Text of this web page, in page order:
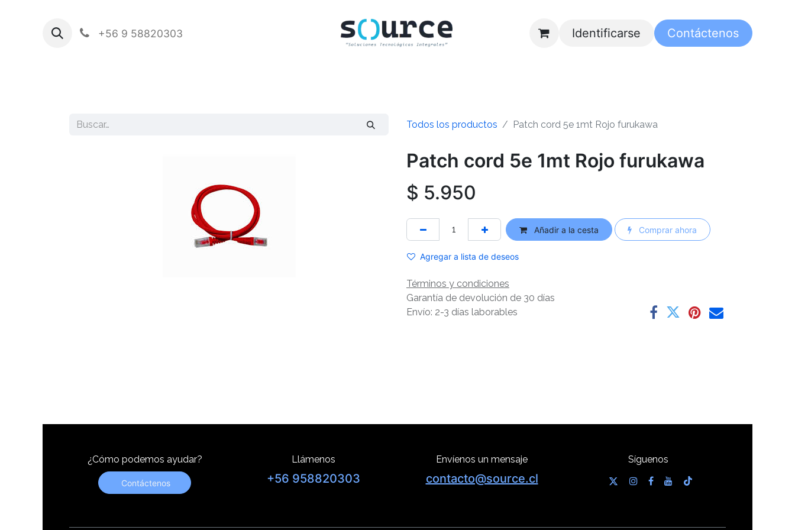
+56 9 58820303 Identificarse Contáctenos
Todos los productos Patch cord 5e 1mt Rojo furukawa
Patch cord 5e 1mt Rojo furukawa
$ 5.950
Añadir a la cesta Comprar ahora
Agregar a lista de deseos
Términos y condiciones
Garantía de devolución de 30 días
Envío: 2-3 días laborables
¿Cómo podemos ayudar?
Contáctenos
Llámenos
+56 958820303
Envíenos un mensaje
contacto@source.cl
Síguenos